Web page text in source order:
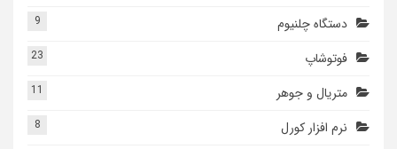
دستگاه چلنیوم 9
فوتوشاپ 23
متریال و جوهر 11
نرم افزار کورل 8